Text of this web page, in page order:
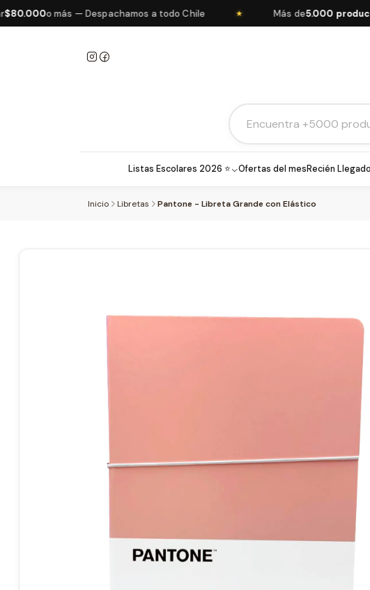
o más — Despachamos a todo Chile Más de5.000 productos
Listas Escolares 2026 ⭐ Ofertas del mesRecién
Inicio Libretas Pantone - Libreta Grande con Elástico